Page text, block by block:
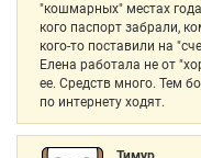
"кошмарных" местах
кого паспорт забрали,
кого-то поставили на
Елена работала не от
ее. Средств много. Тем
по интернету ходят.